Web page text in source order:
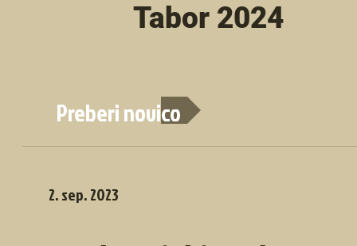
Tabor 2024
Preberi novico
2. sep. 2023